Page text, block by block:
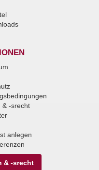
& -srecht
anlegen
& -srecht